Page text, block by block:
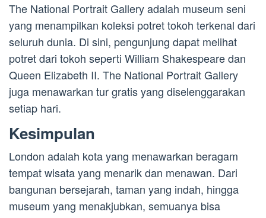
The National Portrait Gallery adalah museum seni
yang menampilkan koleksi potret tokoh terkenal dari
seluruh dunia. Di sini, pengunjung dapat melihat
potret dari tokoh seperti William Shakespeare dan
Queen Elizabeth II. The National Portrait Gallery
juga menawarkan tur gratis yang diselenggarakan
setiap hari.
Kesimpulan
London adalah kota yang menawarkan beragam
tempat wisata yang menarik dan menawan. Dari
bangunan bersejarah, taman yang indah, hingga
museum yang menakjubkan, semuanya bisa